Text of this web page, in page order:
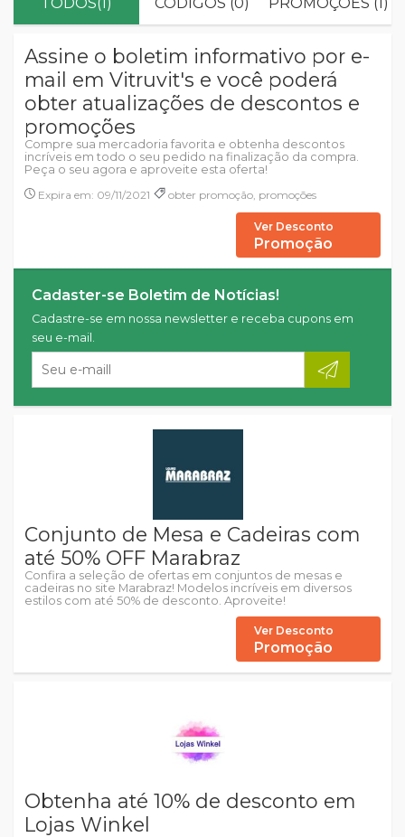
Assine o boletim informativo por e-
mail em Vitruvit's e você poderá
obter atualizações de descontos e
promoções
Compre sua mercadoria favorita e obtenha descontos
incríveis em todo o seu pedido na finalização da compra.
Peça o seu agora e aproveite esta oferta!
Expira em: 09/11/2021
obter promoção, promoções
Ver Desconto
Promoção
Cadaster-se Boletim de Notícias!
Cadastre-se em nossa newsletter e receba cupons em
seu e-mail.
Conjunto de Mesa e Cadeiras com
até 50% OFF Marabraz
Confira a seleção de ofertas em conjuntos de mesas e
cadeiras no site Marabraz! Modelos incríveis em diversos
estilos com até 50% de desconto. Aproveite!
Ver Desconto
Promoção
Obtenha até 10% de desconto em
Lojas Winkel